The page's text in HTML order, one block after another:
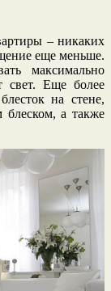
– никаких
еще меньше.
максимально
свет. Еще более
на стене,
блеском, а также